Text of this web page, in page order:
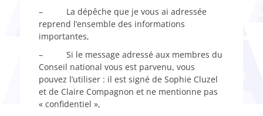
– La dépêche que je vous ai adressée
reprend l’ensemble des informations
importantes,
– Si le message adressé aux membres du
Conseil national vous est parvenu, vous
pouvez l’utiliser : il est signé de Sophie Cluzel
et de Claire Compagnon et ne mentionne pas
« confidentiel »,